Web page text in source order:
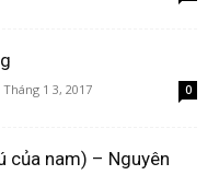
Tháng 1 3, 2017 0
của nam) – Nguyên